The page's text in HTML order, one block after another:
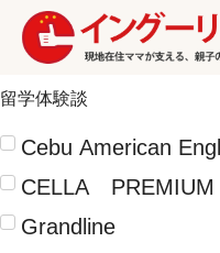
留学体験談
Cebu American
CELLA PREMIUM
Grandline